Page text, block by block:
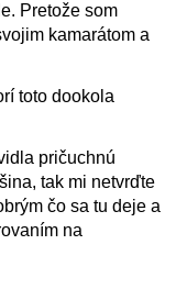
Pretože som
kamarátom a
toto dookola
pričuchnú
tak mi netvrďte
čo sa tu deje a
na